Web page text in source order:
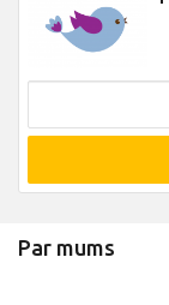
Par mums